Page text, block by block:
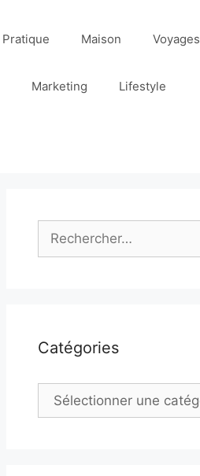
Pratique Maison Voyages
Marketing Lifestyle
Rechercher :
Catégories
Catégories